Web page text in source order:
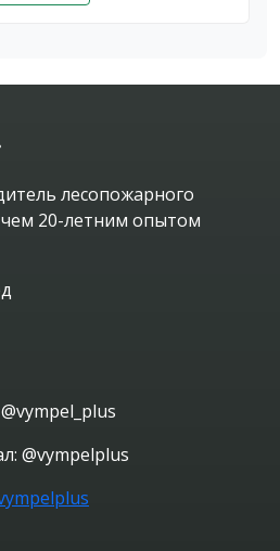
лесопожарного
20-летним опытом
@vympelplus